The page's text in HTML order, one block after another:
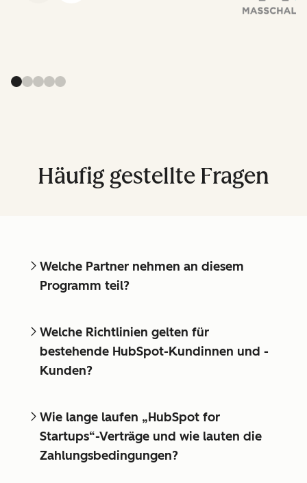
Häufig gestellte Fragen
Welche Partner nehmen an diesem
Programm teil?
Welche Richtlinien gelten für
bestehende HubSpot-Kundinnen und -
Kunden?
Wie lange laufen „HubSpot for
Startups“-Verträge und wie lauten die
Zahlungsbedingungen?